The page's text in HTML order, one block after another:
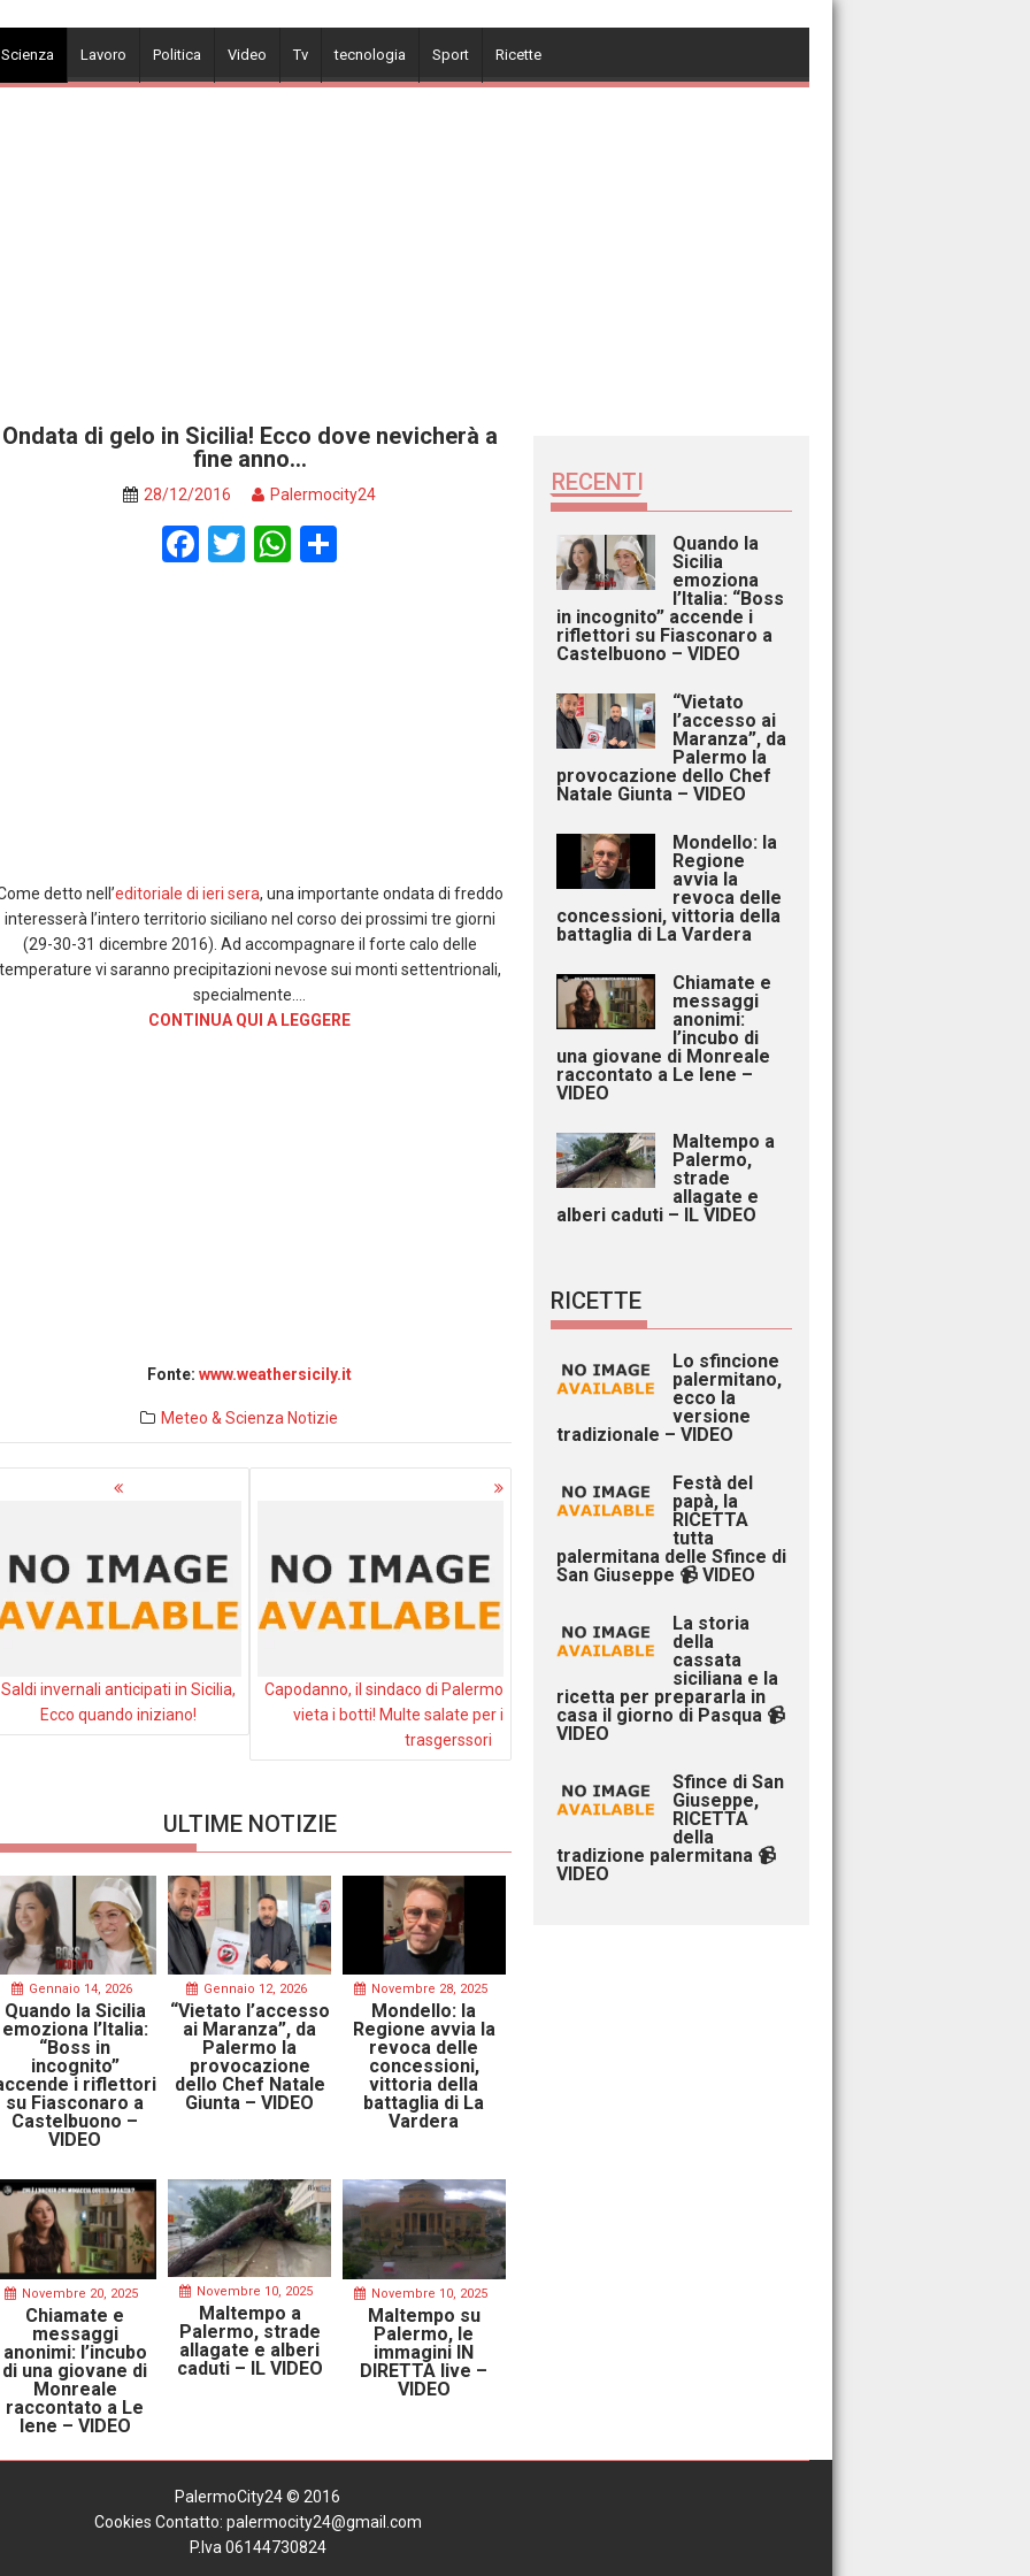
Lavoro Politica Video Tv tecnologia Sport Ricette
Ondata di gelo in Sicilia! Ecco dove nevicherà a
fine anno…
28/12/2016 Palermocity24
F
T W
detto nell’editoriale di ieri sera, una importante ondata di freddo
interesserà l’intero territorio siciliano nel corso dei prossimi tre giorni
(29-30-31 dicembre 2016). Ad accompagnare il forte calo delle
vi saranno precipitazioni nevose sui monti settentrionali,
specialmente….
CONTINUA QUI A LEGGERE
Fonte:www.weathersicily.it
Meteo & Scienza Notizie
Saldi invernali anticipati in Sicilia,
Ecco quando iniziano!
Capodanno, il sindaco di Palermo
vieta i botti! Multe salate per i
trasgerssori
ULTIME NOTIZIE
Gennaio 14, 2026
Quando la Sicilia
emoziona l’Italia:
“Boss in
incognito”
i riflettori
su Fiasconaro a
Castelbuono –
VIDEO
Gennaio 12, 2026
“Vietato l’accesso
ai Maranza”, da
Palermo la
provocazione
dello Chef Natale
Giunta – VIDEO
Novembre 28, 2025
Mondello: la
Regione avvia la
revoca delle
concessioni,
vittoria della
battaglia di La
Vardera
Novembre 20, 2025
Chiamate e
messaggi
anonimi: l’incubo
di una giovane di
Monreale
raccontato a Le
Iene – VIDEO
Novembre 10, 2025
Maltempo a
Palermo, strade
allagate e alberi
caduti – IL VIDEO
Novembre 10, 2025
Maltempo su
Palermo, le
immagini IN
DIRETTA live –
VIDEO
RECENTI
Quando la
Sicilia
emoziona
l’Italia: “Boss
in incognito” accende i
riflettori su Fiasconaro a
Castelbuono – VIDEO
“Vietato
l’accesso ai
Maranza”, da
Palermo la
provocazione dello Chef
Natale Giunta – VIDEO
Mondello: la
Regione
avvia la
revoca delle
concessioni, vittoria della
battaglia di La Vardera
Chiamate e
messaggi
anonimi:
l’incubo di
una giovane di Monreale
raccontato a Le Iene –
VIDEO
Maltempo a
Palermo,
strade
allagate e
alberi caduti – IL VIDEO
RICETTE
Lo sfincione
palermitano,
ecco la
versione
tradizionale – VIDEO
Festà del
papà, la
RICETTA
tutta
palermitana delle Sfince di
San Giuseppe 📹 VIDEO
La storia
della
cassata
siciliana e la
ricetta per prepararla in
casa il giorno di Pasqua 📹
VIDEO
Sfince di San
Giuseppe,
RICETTA
della
tradizione palermitana 📹
VIDEO
PalermoCity24 © 2016
Cookies Contatto: palermocity24@gmail.com
P.Iva 06144730824